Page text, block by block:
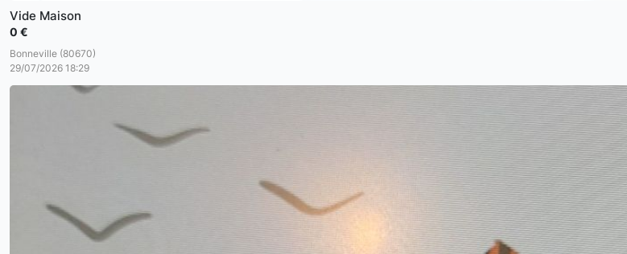
Vide Maison
0 €
Bonneville (80670)
29/07/2026 18:29